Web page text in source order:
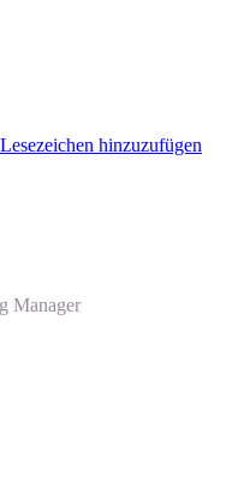
hinzuzufügen
Manager